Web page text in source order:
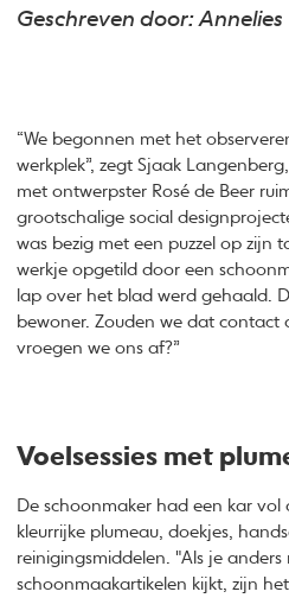
Geschreven door: Annelies
“We begonnen met het
werkplek”, zegt Sjaak
met ontwerpster Rosé de Beer
grootschalige social
was bezig met een puzzel op zijn
werkje opgetild door een
lap over het blad werd gehaald.
bewoner. Zouden we dat contact
vroegen we ons af?”
Voelsessies met
De schoonmaker had een kar vol
kleurrijke plumeau, doekjes,
reinigingsmiddelen. "Als je anders
schoonmaakartikelen kijkt, zijn